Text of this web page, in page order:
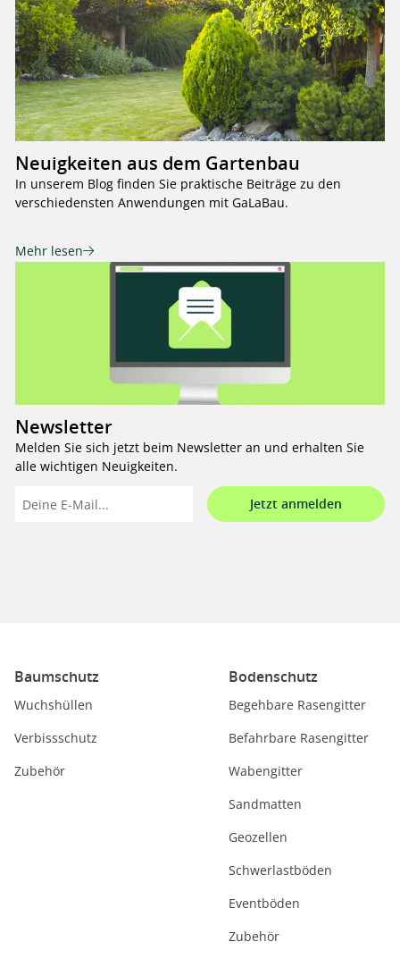
Neuigkeiten aus dem Gartenbau
In unserem Blog finden Sie praktische Beiträge zu den
verschiedensten Anwendungen mit GaLaBau.
Mehr lesen
Newsletter
Melden Sie sich jetzt beim Newsletter an und erhalten Sie
alle wichtigen Neuigkeiten.
Jetzt anmelden
Baumschutz
Wuchshüllen
Verbissschutz
Zubehör
Bodenschutz
Begehbare Rasengitter
Befahrbare Rasengitter
Wabengitter
Sandmatten
Geozellen
Schwerlastböden
Eventböden
Zubehör